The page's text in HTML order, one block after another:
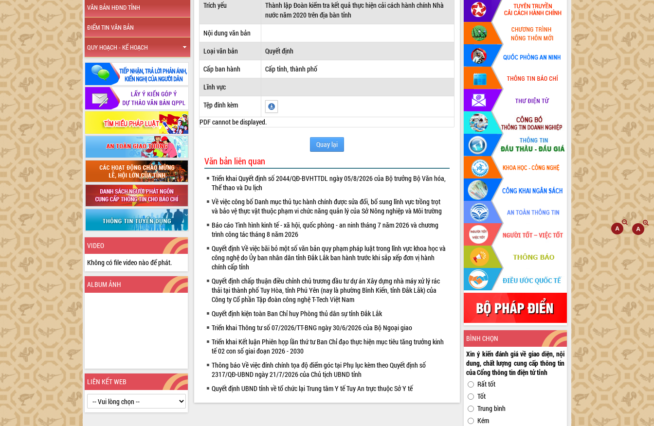
VĂN BẢN HĐND TỈNH
ĐIỂM TIN VĂN BẢN
QUY HOẠCH - KẾ HOẠCH
VIDEO
Không có file video nào để phát.
ALBUM ẢNH
LIÊN KẾT WEB
Trích yếu
Thành lập Đoàn kiểm tra kết quả thực hiện cải cách hành chính Nhà
nước năm 2020 trên địa bàn tỉnh
Nội dung văn bản
Loại văn bản
Quyết định
Cấp ban hành
Cấp tỉnh, thành phố
Lĩnh vực
Tệp đính kèm
PDF cannot be displayed.
Quay lại
Văn bản liên quan
Triển khai Quyết định số 2044/QĐ-BVHTTDL ngày 05/8/2026 của Bộ trưởng Bộ Văn hóa,
Thể thao và Du lịch
Về việc công bố Danh mục thủ tục hành chính được sửa đổi, bổ sung lĩnh vực trồng trọt
và bảo vệ thực vật thuộc phạm vi chức năng quản lý của Sở Nông nghiệp và Môi trường
Báo cáo Tình hình kinh tế - xã hội, quốc phòng - an ninh tháng 7 năm 2026 và chương
trình công tác tháng 8 năm 2026
Quyết định Về việc bãi bỏ một số văn bản quy phạm pháp luật trong lĩnh vực khoa học và
công nghệ do Ủy ban nhân dân tỉnh Đắk Lắk ban hành trước khi sắp xếp đơn vị hành
chính cấp tỉnh
Quyết định chấp thuận điều chỉnh chủ trương đầu tư dự án Xây dựng nhà máy xử lý rác
thải tại thành phố Tuy Hòa, tỉnh Phú Yên (nay là phường Bình Kiến, tỉnh Đắk Lắk) của
Công ty Cổ phần Tập đoàn công nghệ T-Tech Việt Nam
Quyết định kiện toàn Ban Chỉ huy Phòng thủ dân sự tỉnh Đắk Lắk
Triển khai Thông tư số 07/2026/TT-BNG ngày 30/6/2026 của Bộ Ngoại giao
Triển khai Kết luận Phiên họp lần thứ tư Ban Chỉ đạo thực hiện mục tiêu tăng trưởng kinh
tế 02 con số giai đoạn 2026 - 2030
Thông báo Về việc đính chính tọa độ điểm góc tại Phụ lục kèm theo Quyết định số
2317/QĐ-UBND ngày 21/7/2026 của Chủ tịch UBND tỉnh
Quyết định UBND tỉnh về tổ chức lại Trung tâm Y tế Tuy An trực thuộc Sở Y tế
BÌNH CHỌN
Xin ý kiến đánh giá về giao diện, nội
dung, chất lượng cung cấp thông tin
của Cổng thông tin điện tử tỉnh
Rất tốt
Tốt
Trung bình
Kém